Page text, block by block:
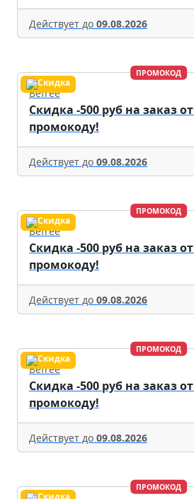
Действует до 09.08.2026
ПРОМОКОД
Befree
Скидка -500 руб на заказ
промокоду!
Действует до 09.08.2026
ПРОМОКОД
Befree
Скидка -500 руб на заказ
промокоду!
Действует до 09.08.2026
ПРОМОКОД
Befree
Скидка -500 руб на заказ
промокоду!
Действует до 09.08.2026
ПРОМОКОД